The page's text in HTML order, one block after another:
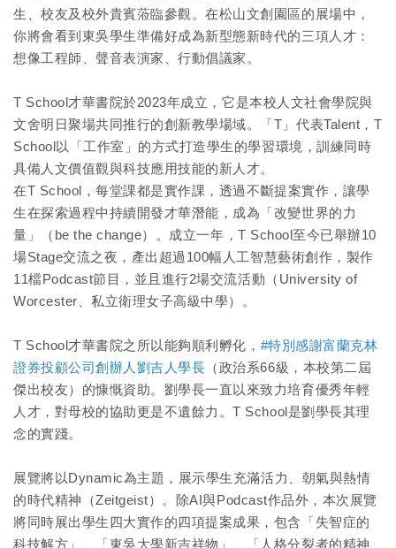
生、校友及校外貴賓蒞臨參觀。在松山文創園區的展場中，
你將會看到東吳學生準備好成為新型態新時代的三項人才：
想像工程師、聲音表演家、行動倡議家。
T School才華書院於2023年成立，它是本校人文社會學院與
文舍明日聚場共同推行的創新教學場域。「T」代表Talent，T
School以「工作室」的方式打造學生的學習環境，訓練同時
具備人文價值觀與科技應用技能的新人才。
在T School，每堂課都是實作課，透過不斷提案實作，讓學
生在探索過程中持續開發才華潛能，成為「改變世界的力
量」（be the change）。成立一年，T School至今已舉辦10
場Stage交流之夜，產出超過100幅人工智慧藝術創作，製作
11檔Podcast節目，並且進行2場交流活動（University of
Worcester、私立衛理女子高級中學）。
T School才華書院之所以能夠順利孵化， #特別感謝富蘭克林
證券投顧公司創辦人劉吉人學長 （政治系66級，本校第二屆
傑出校友）的慷慨資助。劉學長一直以來致力培育優秀年輕
人才，對母校的協助更是不遺餘力。T School是劉學長其理
念的實踐。
展覽將以Dynamic為主題，展示學生充滿活力、朝氣與熱情
的時代精神（Zeitgeist）。除AI與Podcast作品外，本次展覽
將同時展出學生四大實作的四項提案成果，包含「失智症的
科技解方」、「東吳大學新吉祥物」、「人格分裂者的精神